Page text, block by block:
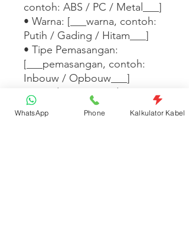
contoh: ABS / PC / Metal___]
• Warna: [___warna, contoh:
Putih / Gading / Hitam___]
• Tipe Pemasangan:
[___pemasangan, contoh:
Inbouw / Opbouw___]
• Standar: [___standar,
contoh: SNI / IEC 60669___]
Tersedia dalam
WhatsApp Phone Kalkulator Kabel